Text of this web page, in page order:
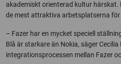
akademiskt orienterad kultur härskat.
de mest attraktiva arbetsplatserna
– Fazer har en mycket speciell
Blå är starkare än Nokia, säger
integrationsprocessen mellan Fazer